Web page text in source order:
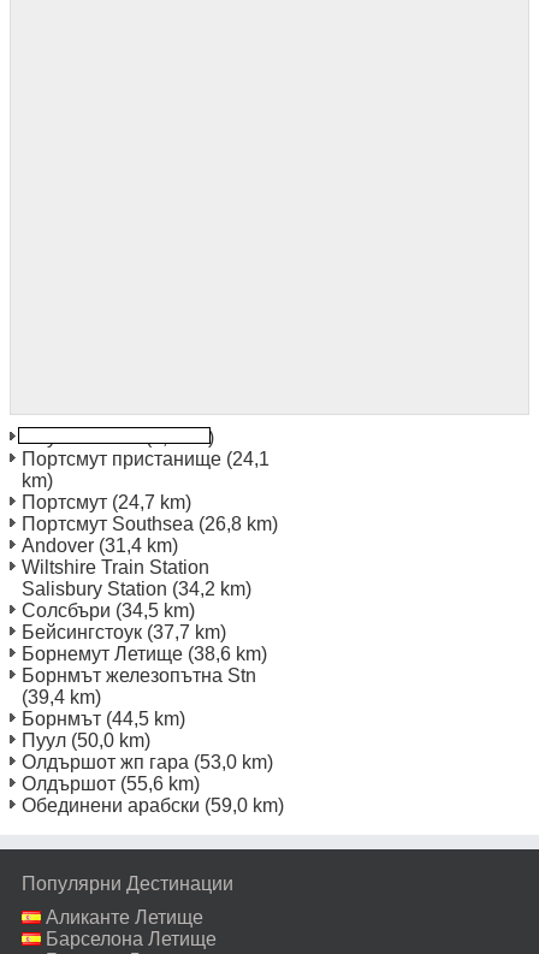
(5,8 km)
Портсмут пристанище (24,1
km)
Портсмут (24,7 km)
Портсмут Southsea (26,8 km)
Andover (31,4 km)
Wiltshire Train Station
Salisbury Station (34,2 km)
Солсбъри (34,5 km)
Бейсингстоук (37,7 km)
Борнемут Летище (38,6 km)
Борнмът железопътна Stn
(39,4 km)
Борнмът (44,5 km)
Пуул (50,0 km)
Олдършот жп гара (53,0 km)
Олдършот (55,6 km)
Обединени арабски (59,0 km)
Популярни Дестинации
Аликанте Летище
Барселона Летище